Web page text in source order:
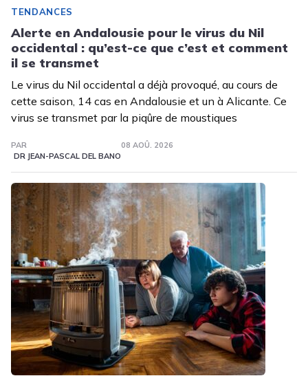
TENDANCES
Alerte en Andalousie pour le virus du Nil
occidental : qu’est-ce que c’est et comment
il se transmet
Le virus du Nil occidental a déjà provoqué, au cours de
cette saison, 14 cas en Andalousie et un à Alicante. Ce
virus se transmet par la piqûre de moustiques
PAR
DR JEAN-PASCAL DEL BANO
08 AOÛ. 2026